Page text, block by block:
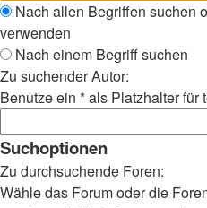
Nach allen Begriffen suchen
verwenden
Nach einem Begriff suchen
Zu suchender Autor:
Benutze ein * als Platzhalter
Suchoptionen
Zu durchsuchende Foren:
Wähle das Forum oder die